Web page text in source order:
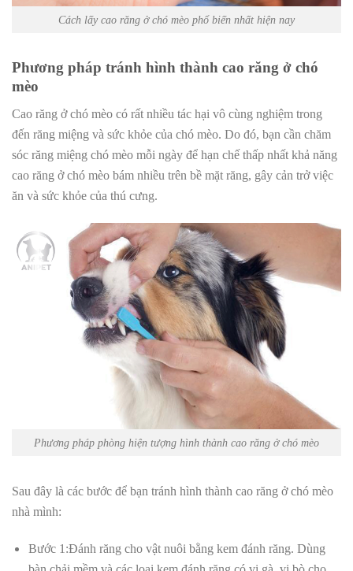
Cách lấy cao răng ở chó mèo phổ biến nhất hiện nay
Phương pháp tránh hình thành cao răng ở chó
mèo
Cao răng ở chó mèo có rất nhiều tác hại vô cùng nghiệm trong
đến răng miệng và sức khỏe của chó mèo. Do đó, bạn cần chăm
sóc răng miệng chó mèo mỗi ngày để hạn chế thấp nhất khả năng
cao răng ở chó mèo bám nhiều trên bề mặt răng, gây cản trở việc
ăn và sức khỏe của thú cưng.
Phương pháp phòng hiện tượng hình thành cao răng ở chó mèo
Sau đây là các bước để bạn tránh hình thành cao răng ở chó mèo
nhà mình:
Bước 1:Đánh răng cho vật nuôi bằng kem đánh răng. Dùng